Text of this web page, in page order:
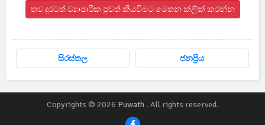
තව දුරටත් ව්‍යාපාරික පුවත් කියවීමට මෙතන ක්ලික් කරන්න
සිරස්තල ජනප්‍රිය
Copyrights © 2026 Puwath. All rights reserved.